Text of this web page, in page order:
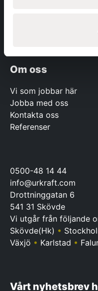
Om oss
Vi som jobbar här
Jobba med oss
Kontakta oss
Referenser
0500-48 14 44
info@urkraft.com
Drottninggatan 6
541 31 Skövde
Vi utgår från följande
Skövde(Hk) •
Växjö • Karlstad •
Vårt nyhetsbrev